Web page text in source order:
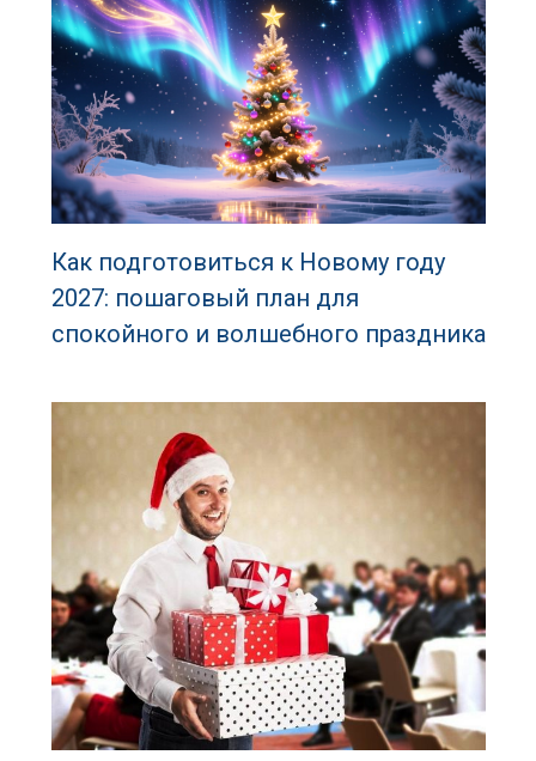
Как подготовиться к Новому году
2027: пошаговый план для
спокойного и волшебного праздника